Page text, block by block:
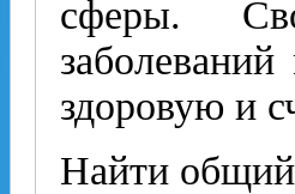
сферы.
здоровую и
Найти